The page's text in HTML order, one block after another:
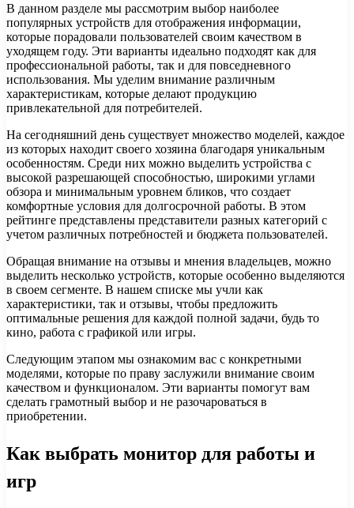
В данном разделе мы рассмотрим выбор наиболее
популярных устройств для отображения информации,
которые порадовали пользователей своим качеством в
уходящем году. Эти варианты идеально подходят как для
профессиональной работы, так и для повседневного
использования. Мы уделим внимание различным
характеристикам, которые делают продукцию
привлекательной для потребителей.
На сегодняшний день существует множество моделей, каждое
из которых находит своего хозяина благодаря уникальным
особенностям. Среди них можно выделить устройства с
высокой разрешающей способностью, широкими углами
обзора и минимальным уровнем бликов, что создает
комфортные условия для долгосрочной работы. В этом
рейтинге представлены представители разных категорий с
учетом различных потребностей и бюджета пользователей.
Обращая внимание на отзывы и мнения владельцев, можно
выделить несколько устройств, которые особенно выделяются
в своем сегменте. В нашем списке мы учли как
характеристики, так и отзывы, чтобы предложить
оптимальные решения для каждой полной задачи, будь то
кино, работа с графикой или игры.
Следующим этапом мы ознакомим вас с конкретными
моделями, которые по праву заслужили внимание своим
качеством и функционалом. Эти варианты помогут вам
сделать грамотный выбор и не разочароваться в
приобретении.
Как выбрать монитор для работы и
игр